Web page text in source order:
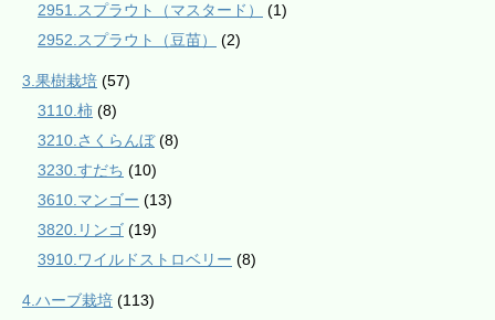
2951.スプラウト（マスタード）
(1)
2952.スプラウト（豆苗）
(2)
3.果樹栽培 (57)
3110.柿 (8)
3210.さくらんぼ(8)
3230.すだち (10)
3610.マンゴー (13)
3820.リンゴ (19)
3910.ワイルドストロベリー (8)
4.ハーブ栽培 (113)